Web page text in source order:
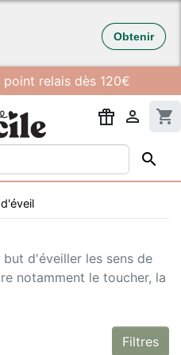
Obtenir
relais dès 120€
 shopping_cart

d'éveiller les sens de
notamment le toucher, la
colorés ou contrastés,
des classiques pour les
Filtres